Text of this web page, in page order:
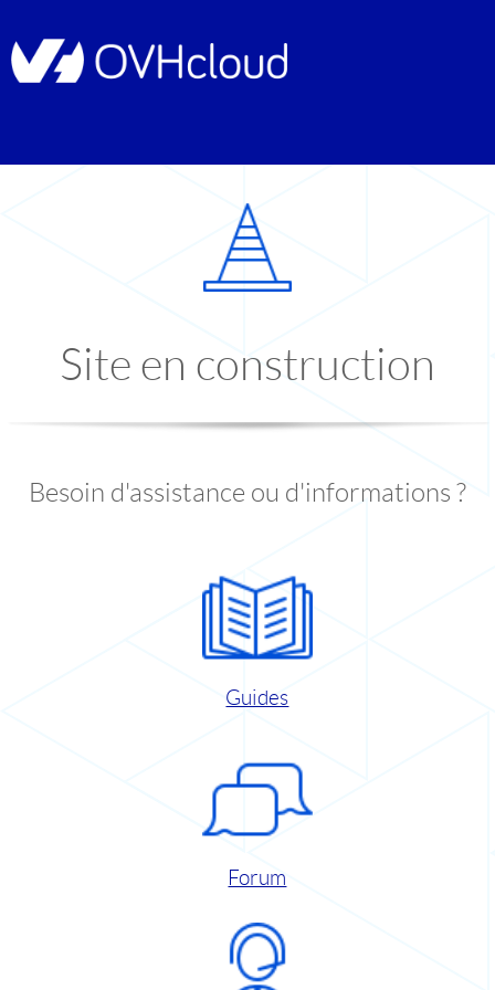
Site en construction
Besoin d'assistance ou d'informations ?
Guides
Forum